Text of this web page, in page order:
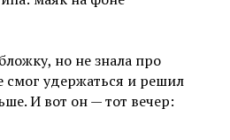
но не знала про
удержаться и решил
И вот он — тот вечер: